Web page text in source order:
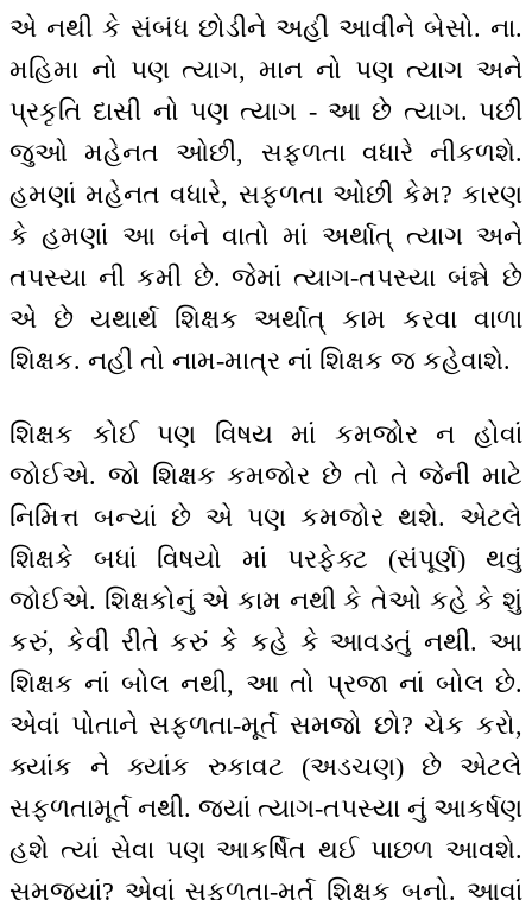
એ નથી કે સંબંધ છોડીને અહીં આવીને બેસો. ના.
મહિમા નો પણ ત્યાગ, માન નો પણ ત્યાગ અને
પ્રકૃતિ દાસી નો પણ ત્યાગ - આ છે ત્યાગ. પછી
જુઓ મહેનત ઓછી, સફળતા વધારે નીકળશે.
હમણાં મહેનત વધારે, સફળતા ઓછી કેમ? કારણ
કે હમણાં આ બંને વાતો માં અર્થાત્ ત્યાગ અને
તપસ્યા ની કમી છે. જેમાં ત્યાગ-તપસ્યા બંન્ને છે
એ છે યથાર્થ શિક્ષક અર્થાત્ કામ કરવા વાળા
શિક્ષક. નહીં તો નામ-માત્ર નાં શિક્ષક જ કહેવાશે.
શિક્ષક કોઈ પણ વિષય માં કમજોર ન હોવાં
જોઈએ. જો શિક્ષક કમજોર છે તો તે જેની માટે
નિમિત્ત બન્યાં છે એ પણ કમજોર થશે. એટલે
શિક્ષકે બધાં વિષયો માં પરફેક્ટ (સંપૂર્ણ) થવું
જોઈએ. શિક્ષકોનું એ કામ નથી કે તેઓ કહે કે શું
કરું, કેવી રીતે કરું કે કહે કે આવડતું નથી. આ
શિક્ષક નાં બોલ નથી, આ તો પ્રજા નાં બોલ છે.
એવાં પોતાને સફળતા-મૂર્ત સમજો છો? ચેક કરો,
ક્યાંક ને ક્યાંક રુકાવટ (અડચણ) છે એટલે
સફળતામૂર્ત નથી. જ્યાં ત્યાગ-તપસ્યા નું આકર્ષણ
હશે ત્યાં સેવા પણ આકર્ષિત થઈ પાછળ આવશે.
સમજ્યાં? એવાં સફળતા-મૂર્ત શિક્ષક બનો. આવાં